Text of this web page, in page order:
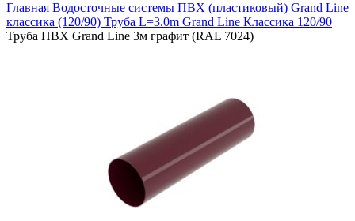
Главная Водосточные системы ПВХ (пластиковый) Grand Line
классика (120/90) Труба L=3.0m Grand Line Классика 120/90
Труба ПВХ Grand Line 3м графит (RAL 7024)